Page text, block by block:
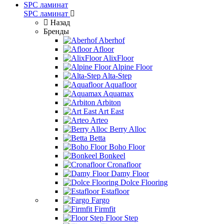
SPC ламинат
SPC ламинат
Назад
Бренды
Aberhof
Afloor
AlixFloor
Alpine Floor
Alta-Step
Aquafloor
Aquamax
Arbiton
Art East
Arteo
Berry Alloc
Betta
Boho Floor
Bonkeel
Cronafloor
Damy Floor
Dolce Flooring
Estafloor
Fargo
Firmfit
Floor Step